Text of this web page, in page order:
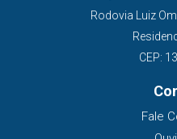
Rodovia Luiz
CEP:
Fale